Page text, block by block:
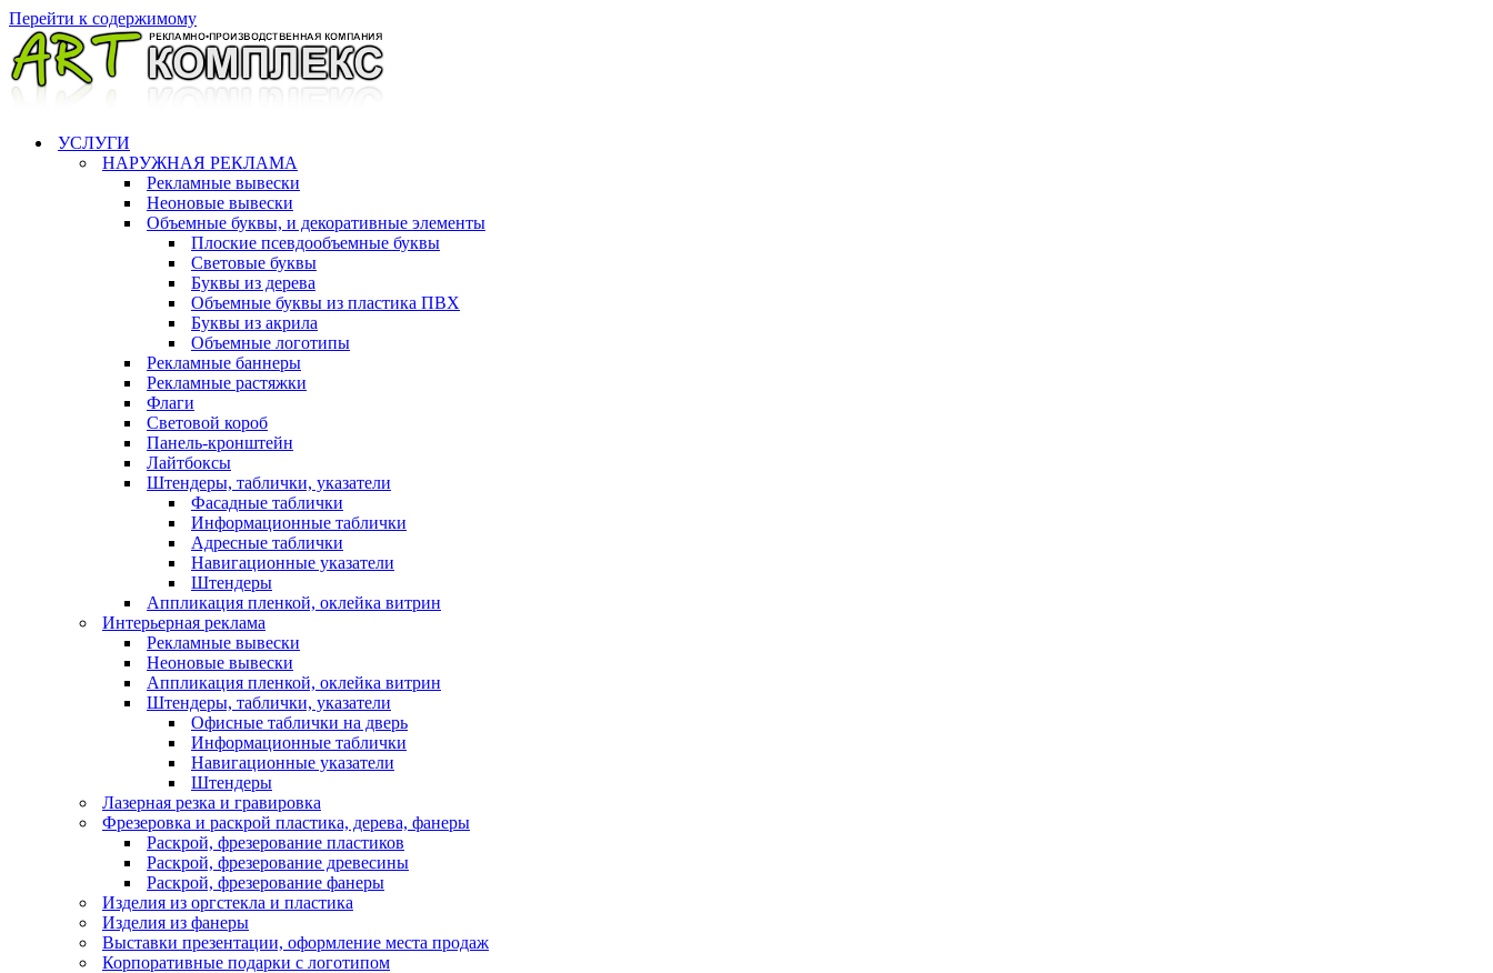
Перейти к содержимому
УСЛУГИ
НАРУЖНАЯ РЕКЛАМА
Рекламные вывески
Неоновые вывески
Объемные буквы, и декоративные элементы
Плоские псевдообъемные буквы
Световые буквы
Буквы из дерева
Объемные буквы из пластика ПВХ
Буквы из акрила
Объемные логотипы
Рекламные баннеры
Рекламные растяжки
Флаги
Световой короб
Панель-кронштейн
Лайтбоксы
Штендеры, таблички, указатели
Фасадные таблички
Информационные таблички
Адресные таблички
Навигационные указатели
Штендеры
Аппликация пленкой, оклейка витрин
Интерьерная реклама
Рекламные вывески
Неоновые вывески
Аппликация пленкой, оклейка витрин
Штендеры, таблички, указатели
Офисные таблички на дверь
Информационные таблички
Навигационные указатели
Штендеры
Лазерная резка и гравировка
Фрезеровка и раскрой пластика, дерева, фанеры
Раскрой, фрезерование пластиков
Раскрой, фрезерование древесины
Раскрой, фрезерование фанеры
Изделия из оргстекла и пластика
Изделия из фанеры
Выставки презентации, оформление места продаж
Корпоративные подарки с логотипом